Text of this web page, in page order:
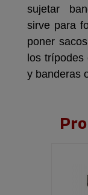
sujetar
sirve para
poner
los
y banderas